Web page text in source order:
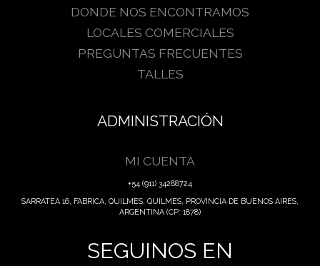
DONDE NOS ENCONTRAMOS
LOCALES COMERCIALES
PREGUNTAS FRECUENTES
TALLES
ADMINISTRACIÓN
MI CUENTA
+54 (911) 34288724
SARRATEA 16, FABRICA, QUILMES, QUILMES, PROVINCIA DE BUENOS AIRES,
ARGENTINA (CP: 1878)
SEGUINOS EN